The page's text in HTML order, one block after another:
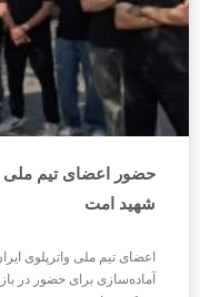
حضور اعضای تیم ملی
شهید امت
اعضای تیم ملی واترپلوی
آماده‌سازی برای حضور در